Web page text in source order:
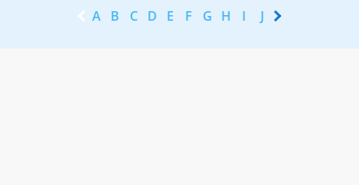
A B C D E F G H I J K